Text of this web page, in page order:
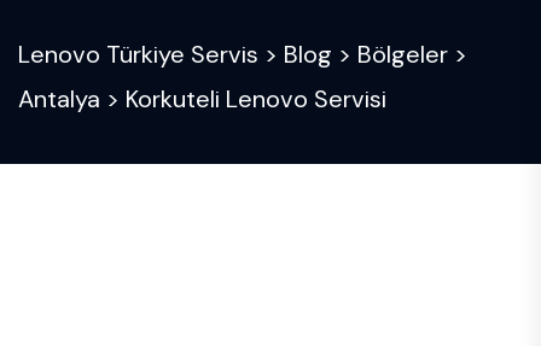
Lenovo Türkiye Servis > Blog > Bölgeler >
Antalya > Korkuteli Lenovo Servisi